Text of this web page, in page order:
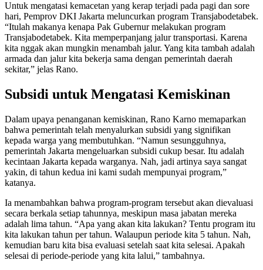
Untuk mengatasi kemacetan yang kerap terjadi pada pagi dan sore
hari, Pemprov DKI Jakarta meluncurkan program Transjabodetabek.
“Itulah makanya kenapa Pak Gubernur melakukan program
Transjabodetabek. Kita memperpanjang jalur transportasi. Karena
kita nggak akan mungkin menambah jalur. Yang kita tambah adalah
armada dan jalur kita bekerja sama dengan pemerintah daerah
sekitar,” jelas Rano.
Subsidi untuk Mengatasi Kemiskinan
Dalam upaya penanganan kemiskinan, Rano Karno memaparkan
bahwa pemerintah telah menyalurkan subsidi yang signifikan
kepada warga yang membutuhkan. “Namun sesungguhnya,
pemerintah Jakarta mengeluarkan subsidi cukup besar. Itu adalah
kecintaan Jakarta kepada warganya. Nah, jadi artinya saya sangat
yakin, di tahun kedua ini kami sudah mempunyai program,”
katanya.
Ia menambahkan bahwa program-program tersebut akan dievaluasi
secara berkala setiap tahunnya, meskipun masa jabatan mereka
adalah lima tahun. “Apa yang akan kita lakukan? Tentu program itu
kita lakukan tahun per tahun. Walaupun periode kita 5 tahun. Nah,
kemudian baru kita bisa evaluasi setelah saat kita selesai. Apakah
selesai di periode-periode yang kita lalui,” tambahnya.